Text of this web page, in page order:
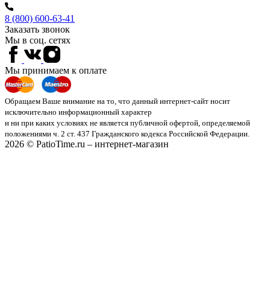
8 (800) 600-63-41
Заказать звонок
Мы в соц. сетях
Мы принимаем к оплате
Обращаем Ваше внимание на то, что данный интернет-сайт носит
исключительно информационный характер
и ни при каких условиях не является публичной офертой, определяемой
положениями ч. 2 ст. 437 Гражданского кодекса Российской Федерации.
2026 © PatioTime.ru – интернет-магазин